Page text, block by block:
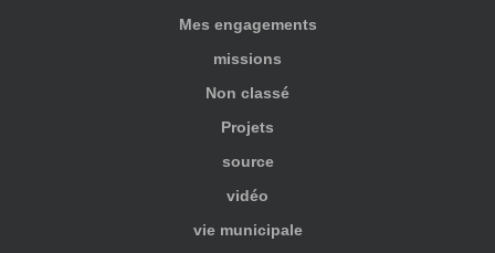
Mes engagements
missions
Non classé
Projets
source
vidéo
vie municipale